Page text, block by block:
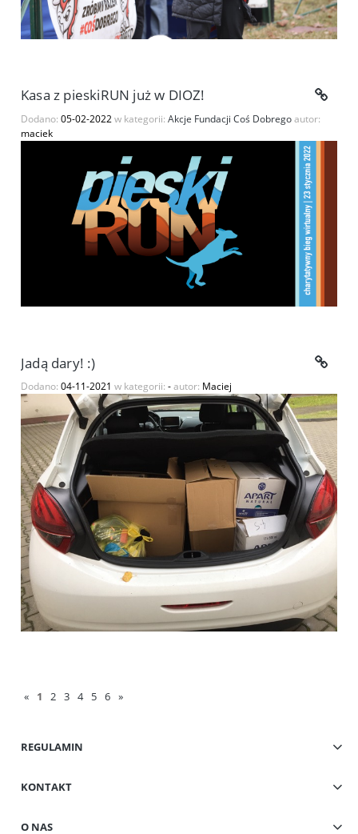
Kasa z pieskiRUN już w DIOZ!
Dodano: 05-02-2022w kategorii: Akcje Fundacji Coś Dobregoautor:
maciek
Jadą dary! :)
Dodano: 04-11-2021 w kategorii: -autor: Maciej
« 1 2 3 4 5 6 »
REGULAMIN
KONTAKT
O NAS